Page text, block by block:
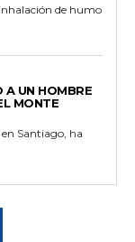
de humo
A UN HOMBRE
MONTE
Santiago, ha